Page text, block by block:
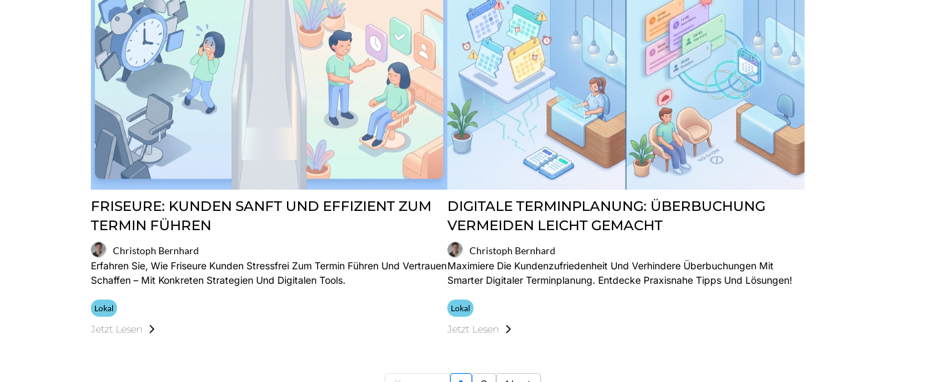
FRISEURE: KUNDEN SANFT UND EFFIZIENT ZUM
TERMIN FÜHREN
Christoph Bernhard
Erfahren Sie, Wie Friseure Kunden Stressfrei Zum Termin Führen Und Vertrauen
Schaffen – Mit Konkreten Strategien Und Digitalen Tools.
Lokal
Jetzt Lesen
DIGITALE TERMINPLANUNG: ÜBERBUCHUNG
VERMEIDEN LEICHT GEMACHT
Christoph Bernhard
Maximiere Die Kundenzufriedenheit Und Verhindere Überbuchungen Mit
Smarter Digitaler Terminplanung. Entdecke Praxisnahe Tipps Und Lösungen!
Lokal
Jetzt Lesen